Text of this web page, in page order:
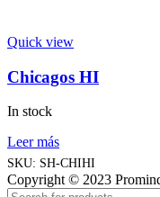
Quick view
Chicagos HI
In stock
Leer más
SKU: SH-CHIHI
Copyright © 2023